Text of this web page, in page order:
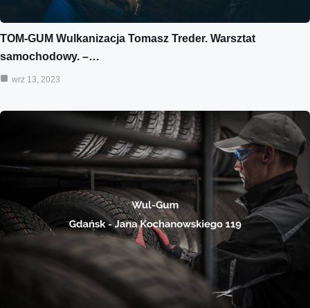
TOM-GUM Wulkanizacja Tomasz Treder. Warsztat
samochodowy. –…
wrz 13, 2023